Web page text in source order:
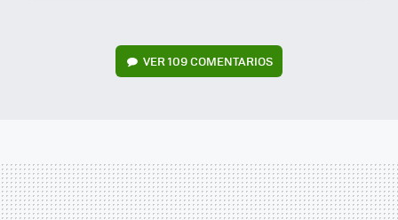
VER 109 COMENTARIOS